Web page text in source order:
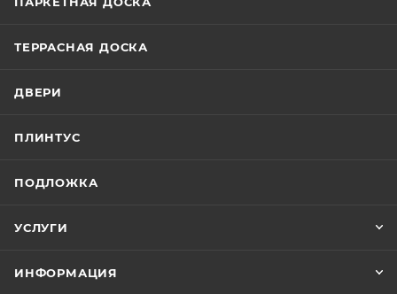
ТЕРРАСНАЯ ДОСКА
ДВЕРИ
ПЛИНТУС
ПОДЛОЖКА
УСЛУГИ
ИНФОРМАЦИЯ